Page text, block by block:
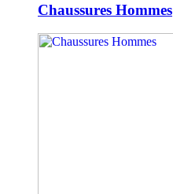
Chaussures Hommes